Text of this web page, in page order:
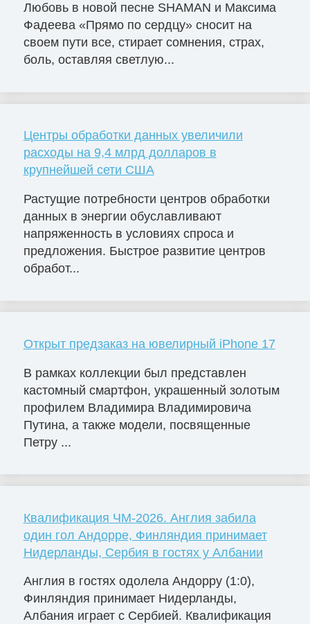
Любовь в новой песне SHAMAN и Максима
Фадеева «Прямо по сердцу» сносит на
своем пути все, стирает сомнения, страх,
боль, оставляя светлую...
Центры обработки данных увеличили
расходы на 9,4 млрд долларов в
крупнейшей сети США
Растущие потребности центров обработки
данных в энергии обуславливают
напряженность в условиях спроса и
предложения. Быстрое развитие центров
обработ...
Открыт предзаказ на ювелирный iPhone 17
В рамках коллекции был представлен
кастомный смартфон, украшенный золотым
профилем Владимира Владимировича
Путина, а также модели, посвященные
Петру ...
Квалификация ЧМ-2026. Англия забила
один гол Андорре, Финляндия принимает
Нидерланды, Сербия в гостях у Албании
Англия в гостях одолела Андорру (1:0),
Финляндия принимает Нидерланды,
Албания играет с Сербией. Квалификация